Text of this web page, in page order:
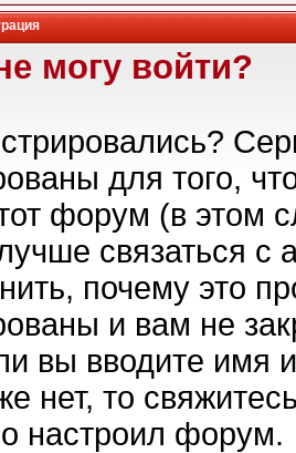
могу войти?
для того,
форум (в этом
связаться
почему это
и вам не
вы вводите
нет, то
настроил форум.